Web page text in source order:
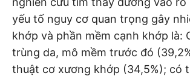
yếu tố nguy cơ quan trọng gây
khớp và phần mềm cạnh khớp là:
trùng da, mô mềm trước đó
thuật cơ xương khớp (34,5%); có